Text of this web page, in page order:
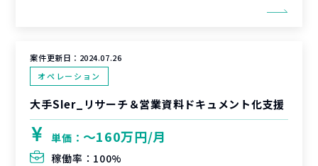
案件更新日： 2024.07.26
オペレーション
大手SIer_リサーチ＆営業資料ドキュメント化支援
単価： 〜160万円/月
稼働率： 100%